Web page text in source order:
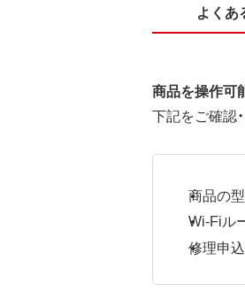
よくあ
商品を操作可
下記をご確認
商品の
Wi-Fiル
修理申